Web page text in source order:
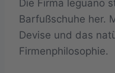
Die Firma leguano
Barfußschuhe her.
Devise und das
Firmenphilosophie.